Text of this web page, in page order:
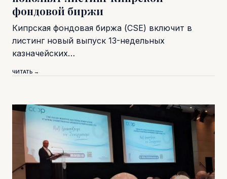
фондовой биржи
Кипрская фондовая биржа (CSE) включит в
листинг новый выпуск 13-недельных
казначейских…
ЧИТАТЬ →